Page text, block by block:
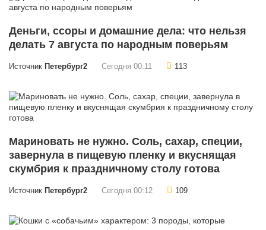
Деньги, ссоры и домашние дела: что нельзя
делать 7 августа по народным поверьям
Источник Петербург2 Сегодня 00:11 113
Мариновать не нужно. Соль, сахар, специи,
завернула в пищевую пленку и вкуснящая
скумбрия к праздничному столу готова
Источник Петербург2 Сегодня 00:12 109